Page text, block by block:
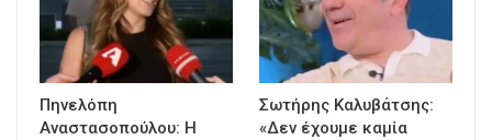
Πηνελόπη
Αναστασοπούλου: Η
Σωτήρης Καλυβάτσης:
«Δεν έχουμε καμία